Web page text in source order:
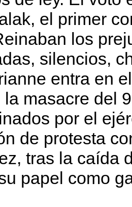
el primer
los
silencios,
entra en
la masacre del
por el
de protesta
tras la caída
papel como